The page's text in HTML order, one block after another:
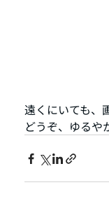
遠くにいても、
どうぞ、ゆるや